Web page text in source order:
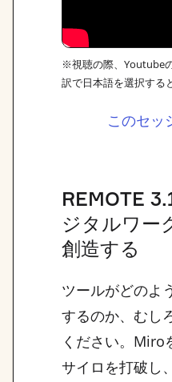
※視聴の際、Youtube
訳で日本語を選択する
このセッ
REMOTE
ジタルワー
創造する
ツールがどのよ
するのか、むし
ください。Miro
サイロを打破し